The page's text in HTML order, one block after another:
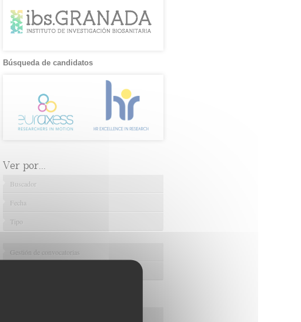
Búsqueda de candidatos
Ver por...
Buscador
Fecha
Tipo
Gestión de convocatorias